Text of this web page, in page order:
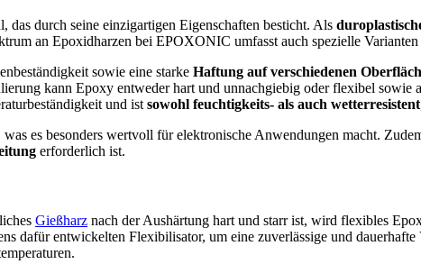
durch seine einzigartigen Eigenschaften besticht. Als
an Epoxidharzen bei EPOXONIC umfasst auch spezielle
sowie eine starke Haftung auf verschiedenen
kann Epoxy entweder hart und unnachgiebig oder flexibel sowie
und ist sowohl feuchtigkeits- als auch wetterresistent
es besonders wertvoll für elektronische Anwendungen macht.
erforderlich ist.
Gießharz nach der Aushärtung hart und starr ist, wird flexibles
dafür entwickelten Flexibilisator, um eine zuverlässige und